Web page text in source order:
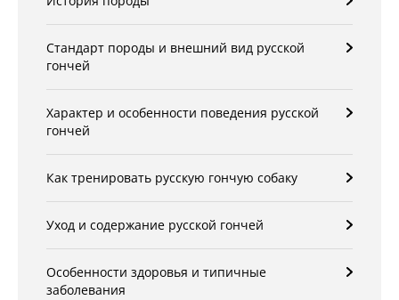
Стандарт породы и внешний вид русской
гончей
Характер и особенности поведения русской
гончей
Как тренировать русскую гончую собаку
Уход и содержание русской гончей
Особенности здоровья и типичные
заболевания